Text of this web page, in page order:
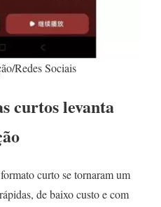
Redes Sociais
curtos levanta
curto se tornaram um
de baixo custo e com